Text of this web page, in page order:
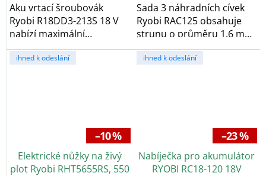
Aku vrtací šroubovák
Ryobi R18DD3-213S 18 V
nabízí maximální
utahovací moment 50
Nm,...
Sada 3 náhradních cívek
Ryobi RAC125 obsahuje
strunu o průměru 1,6 mm.
Cívky jsou...
ihned k odeslání
–10 %
Elektrické nůžky na živý
plot Ryobi RHT5655RS, 550
ihned k odeslání
–23 %
Nabíječka pro akumulátor
RYOBI RC18-120 18V